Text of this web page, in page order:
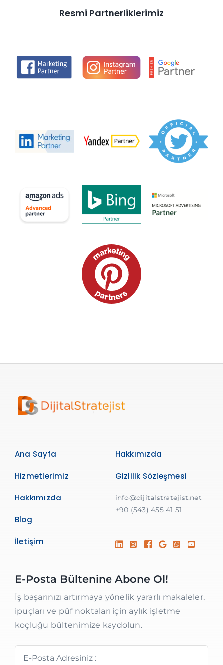
Resmi Partnerliklerimiz
Ana Sayfa
Hizmetlerimiz
Hakkımızda
Blog
İletişim
Hakkımızda
Gizlilik Sözleşmesi
info@dijitalstratejist.net
+90 (543) 455 41 51
E-Posta Bültenine Abone Ol!
İş başarınızı artırmaya yönelik yararlı makaleler,
ipuçları ve püf noktaları için aylık işletme
koçluğu bültenimize kaydolun.